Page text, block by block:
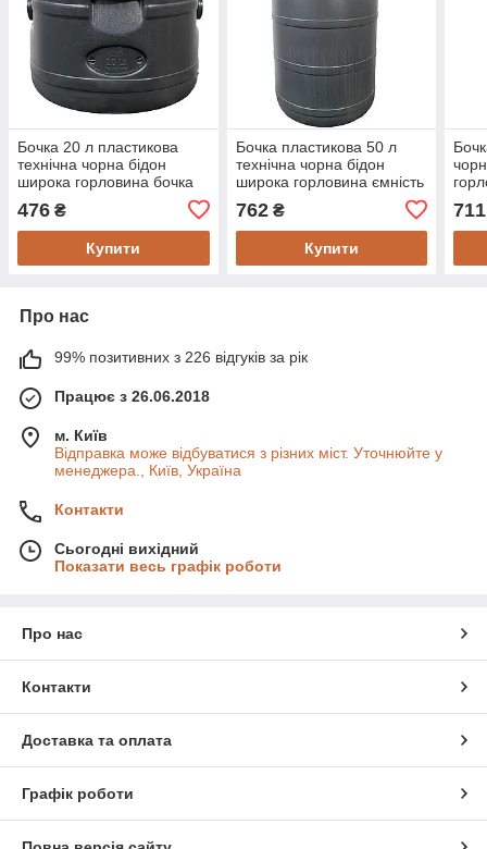
Бочка 20 л пластикова
технічна чорна бідон
широка горловина бочка
476 ₴
Купити
Бочка пластикова 50 л
технічна чорна бідон
широка горловина ємність
762₴
Купити
711
Про нас
99% позитивних з 226 відгуків за рік
Працює з 26.06.2018
м. Київ
Відправка може відбуватися з різних міст. Уточнюйте у
менеджера., Київ, Україна
Контакти
Сьогодні вихідний
Показати весь графік роботи
Про нас
Контакти
Доставка та оплата
Графік роботи